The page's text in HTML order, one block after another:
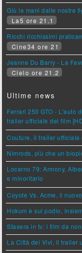
Giù le mani dalle nostre
La5 ore 21.1
Ricchi ricchissimi
Cine34 ore 21
Jeanne Du Barry - La
Cielo ore 21.2
Ultime news
Ferrari 250 GTO - L'auto
trailer ufficiale del film
Couture, il trailer ufficiale
Nimrods, più che un
Locarno 79: Armony,
e minoritario
Coyote Vs. Acme, il
Hokum è sul podio,
Stasera in tv: i film da
La Città dei Vivi, il trailer